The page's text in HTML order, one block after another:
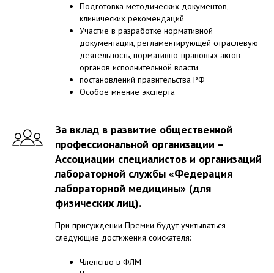
Подготовка методических документов,
клинических рекомендаций
Участие в разработке нормативной
документации, регламентирующей отраслевую
деятельность, нормативно-правовых актов
органов исполнительной власти
постановлений правительства РФ
Особое мнение эксперта
За вклад в развитие общественной
профессиональной организации –
Ассоциации специалистов и организаций
лабораторной службы «Федерация
лабораторной медицины» (для
физических лиц).
При присуждении Премии будут учитываться
следующие достижения соискателя:
Членство в ФЛМ